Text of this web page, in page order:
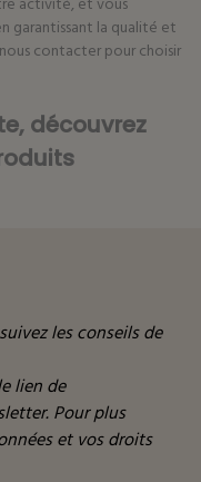
garantissant la qualité et
contacter pour choisir
découvrez
les conseils de
lien de
Pour plus
et vos droits